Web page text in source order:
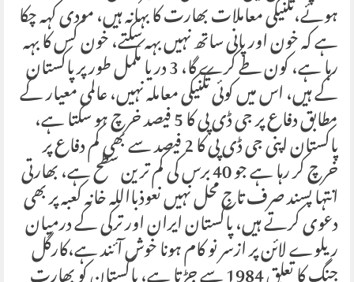
ہوئے،تکنیکی معاملات بھارت کا بہانہ ہیں، مودی کہہ چکا
ہے کہ خون اور پانی ساتھ نہیں بہہ سکتے، خون کس کا بہہ
رہا ہے، کون طے کرے گا، 3 دریا مکمل طور پر پاکستان
کے ہیں، اس میں کوئی تکنیکی معاملہ نہیں، عالمی معیار کے
مطابق دفاع پر جی ڈی پی کا 5 فیصد خرچ ہو سکتا ہے،
پاکستان اپنی جی ڈی پی کا 2 فیصد سے بھی کم دفاع پر
خرچ کر رہا ہے جو 40 برس کی کم ترین سطح ہے، بھارتی
انتہا پسند صرف تاج محل نہیں نعوذبااللہ خانہ کعبہ پر بھی
دعوی کرتے ہیں، پاکستان ایران اور ترکی کے درمیان
ریلوے لائن پر ازسر نو کام ہونا خوش آئند ہے،کارگل